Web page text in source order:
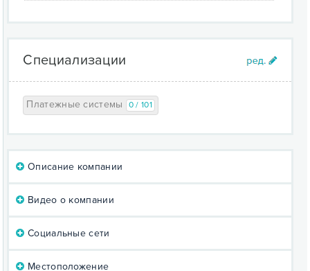
Специализации
Платежные системы 0 / 101
Описание компании
Видео о компании
Социальные сети
Местоположение